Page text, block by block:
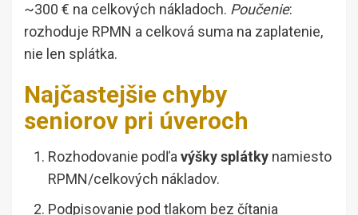
~300 € na celkových nákladoch. Poučenie:
rozhoduje RPMN a celková suma na zaplatenie,
nie len splátka.
Najčastejšie chyby
seniorov pri úveroch
Rozhodovanie podľavýšky splátky namiesto
RPMN/celkových nákladov.
Podpisovanie pod tlakom bez čítania